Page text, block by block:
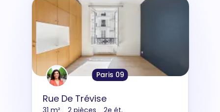
Paris 09
Rue De Trévise
31 m² 2 pièces 2e ét.